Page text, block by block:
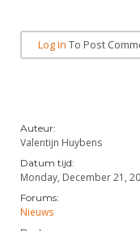
Log In To Post
Auteur:
Valentijn Huybens
Datum tijd:
Monday, December 21,
Forums:
Nieuws